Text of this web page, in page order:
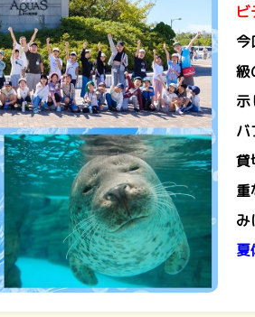
今
級
示
バ
貸
重